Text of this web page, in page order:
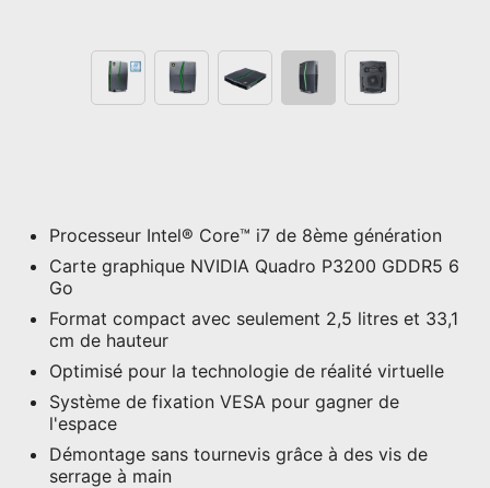
Processeur Intel® Core™ i7 de 8ème génération
Carte graphique NVIDIA Quadro P3200 GDDR5 6
Go
Format compact avec seulement 2,5 litres et 33,1
cm de hauteur
Optimisé pour la technologie de réalité virtuelle
Système de fixation VESA pour gagner de
l'espace
Démontage sans tournevis grâce à des vis de
serrage à main